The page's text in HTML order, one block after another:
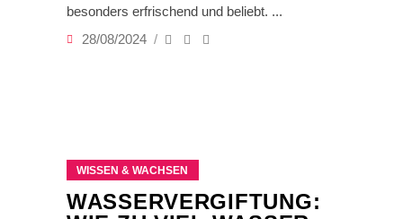
besonders erfrischend und beliebt.
28/08/2024
WISSEN & WACHSEN
WASSERVERGIFTUNG: